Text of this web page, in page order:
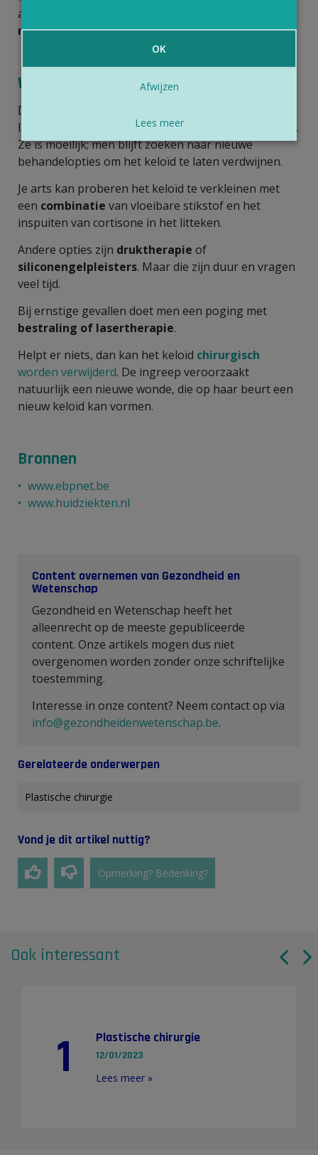
aanvaardbaar vindt of niet. Is dat niet het geval,
raadpleeg dan je arts.
Wat kan je arts doen?
De
last berokkenen of omwille van esthetische redenen.
Ze is moeilijk; men blijft zoeken naar nieuwe
behandelopties om het keloïd te laten verdwijnen.
Je arts kan proberen het keloïd te verkleinen met
een combinatie van vloeibare stikstof en het
inspuiten van cortisone in het litteken.
Andere opties zijn druktherapie of
siliconengelpleisters. Maar die zijn duur en vragen
veel tijd.
Bij ernstige gevallen doet men een poging met
bestraling of lasertherapie.
Helpt er niets, dan kan het keloïd chirurgisch
worden verwijderd. De ingreep veroorzaakt
natuurlijk een nieuwe wonde, die op haar beurt een
nieuw keloïd kan vormen.
Bronnen
www.ebpnet.be
www.huidziekten.nl
Content overnemen van Gezondheid en
Wetenschap
Gezondheid en Wetenschap heeft het
alleenrecht op de meeste gepubliceerde
content. Onze artikels mogen dus niet
overgenomen worden zonder onze schriftelijke
toestemming.
Interesse in onze content? Neem contact op via
info@gezondheidenwetenschap.be.
Gerelateerde onderwerpen
Plastische chirurgie
Vond je dit artikel nuttig?
Opmerking? Bedenking?
Ook interessant
1 Plastische chirurgie
12/01/2023
Lees meer »
OK
Afwijzen
Lees meer